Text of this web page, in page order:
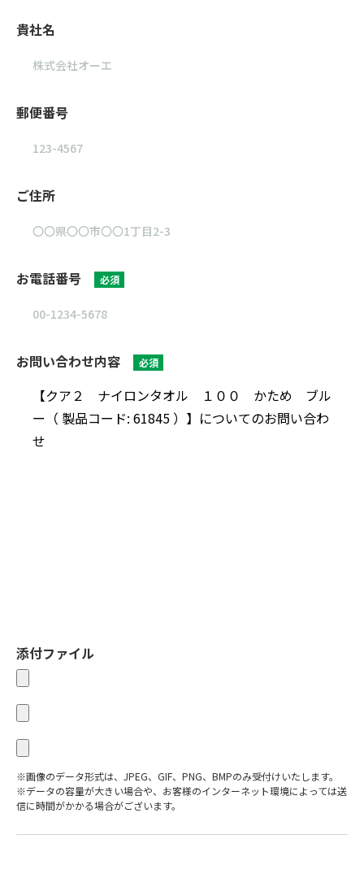
貴社名
郵便番号
ご住所
お電話番号 必須
お問い合わせ内容 必須
添付ファイル
※画像のデータ形式は、JPEG、GIF、PNG、BMPのみ受付けいたします。
※データの容量が大きい場合や、お客様のインターネット環境によっては送
信に時間がかかる場合がございます。